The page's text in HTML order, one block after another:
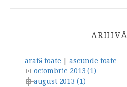
ARHIVĂ
arată toate
ascunde toate
octombrie 2013 (1)
august 2013 (1)